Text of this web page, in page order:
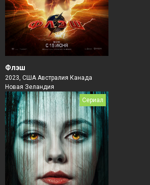
Флэш
2023, США Австралия Канада
Новая Зеландия
Сериал